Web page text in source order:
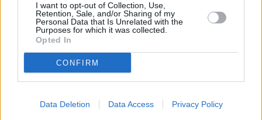
I want to opt-out of Collection, Use,
Retention, Sale, and/or Sharing of my
Personal Data that Is Unrelated with the
Purposes for which it was collected.
Opted In
CONFIRM
Data Deletion Data Access Privacy Policy
Benutzername